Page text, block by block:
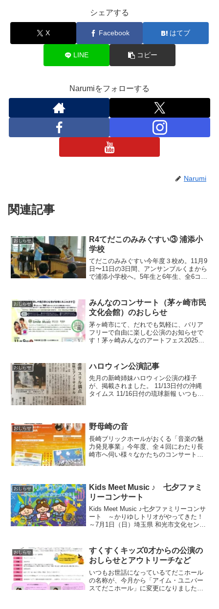
シェアする
X Facebook はてブ
LINE コピー
Narumiをフォローする
Narumi
関連記事
おしらせ
R4てだこのみみぐすい③ 浦添小
学校
てだこのみみぐすい今年度３校め。11月9
日〜11日の3日間、アンサンブルくまから
で浦添小学校へ。5年生と6年生、全6コマ
舞・リベルタンゴ・共演：平和の鐘 /...
おしらせ
みんなのコンサート（茅ヶ崎市民
文化会館）のおしらせ
茅ヶ崎市にて、だれでも気軽に、バリア
フリーで自由に楽しむ公演のお知らせで
す！茅ヶ崎みんなのアートフェス2025だ
（日）茅ヶ崎市民文化会館（練習室1兼ミ
ニホール）午前の...
おしらせ ハロウィン公演記事
先月の新崎姉妹ハロウィン公演の様子
が、掲載されました。 11/13日付の沖縄
タイムス 11/16日付の琉球新報 いつもあ
ムです。...
おしらせ 野母崎の音
長崎ブリックホールがおくる「音楽の魅
力発見事業」今年度、全４回にわたり長
崎市へ伺い様々なかたちのコンサートや
は、長崎市野母崎地区と演奏...
おしらせ
Kids Meet Music ♪ 七夕ファミ
リーコンサート
Kids Meet Music ♪七夕ファミリーコンサ
ート ～かりゆしトリオがやってきた！
～7月1日（日）埼玉県 和光市文化センタ
（3歳～小学生）お問い合わ...
おしらせ
すくすくキッズ0才からの公演の
おしらせとアウトリーチなど
いつもお世話になっているてだこホール
の名称が、今月から「アイム・ユニバー
スてだこホール」に変更になりました。